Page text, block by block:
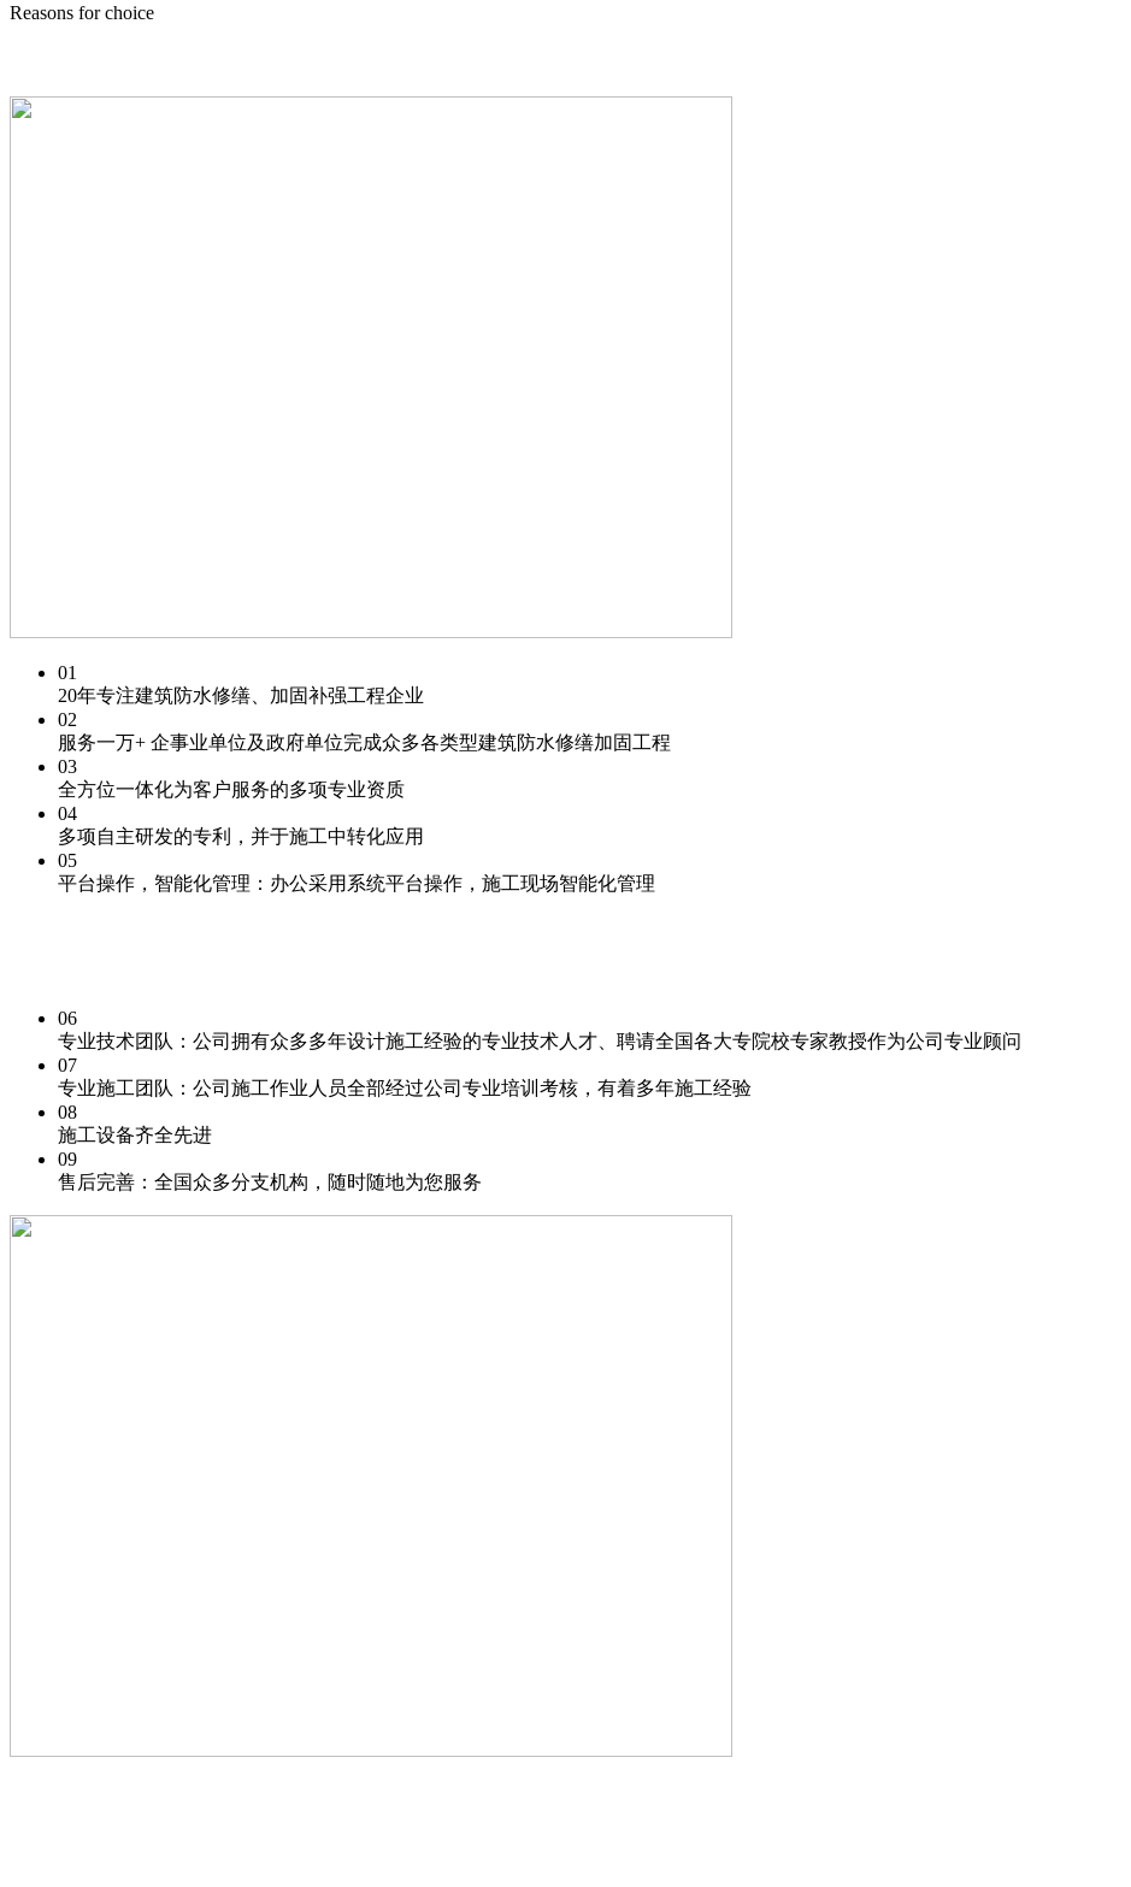
Reasons for choice
01
20年专注建筑防水修缮、加固补强工程企业
02
服务一万+ 企事业单位及政府单位完成众多各类型建筑防水修缮加固工程
03
全方位一体化为客户服务的多项专业资质
04
多项自主研发的专利
，并于施工中转化应用
05
平台操作， 智能化管理：办公采用系统平台操作，施工现场智能化管理
06
专业技术团队： 公司拥有众多多年设计施工经验的专业技术人才、聘请全国各大专院校专家教授作为公司专业顾问
07
专业施工团队： 公司施工作业人员全部经过公司专业培训考核，有着多年施工经验
08
施工设备齐全先进
09
售后完善： 全国众多分支机构，随时随地为您服务